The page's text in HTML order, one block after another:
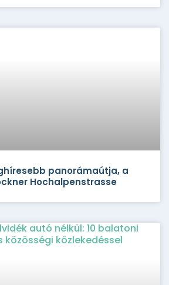
panorámaútja, a
Hochalpenstrasse